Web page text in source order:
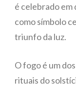
é celebrado em
como símbolo
triunfo da luz.
O fogo é um
rituais do